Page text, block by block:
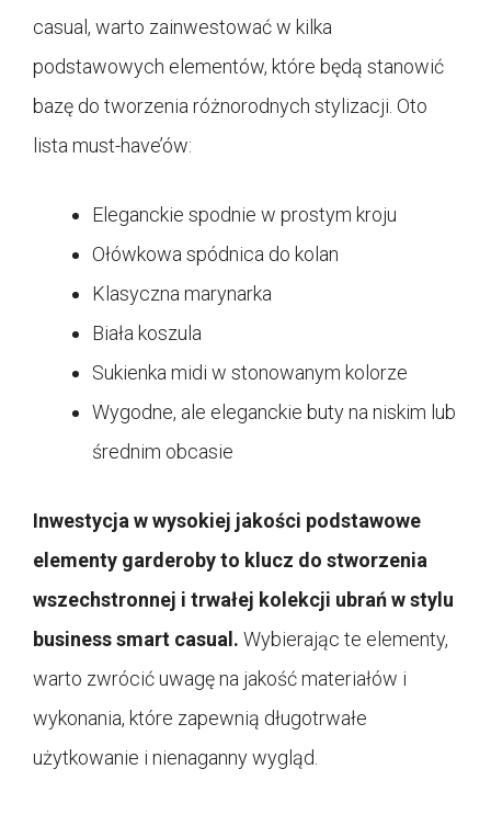
casual, warto zainwestować w kilka
podstawowych elementów, które będą stanowić
bazę do tworzenia różnorodnych stylizacji. Oto
lista must-have’ów:
Eleganckie spodnie w prostym kroju
Ołówkowa spódnica do kolan
Klasyczna marynarka
Biała koszula
Sukienka midi w stonowanym kolorze
Wygodne, ale eleganckie buty na niskim lub
średnim obcasie
Inwestycja w wysokiej jakości podstawowe
elementy garderoby to klucz do stworzenia
wszechstronnej i trwałej kolekcji ubrań w stylu
business smart casual. Wybierając te elementy,
warto zwrócić uwagę na jakość materiałów i
wykonania, które zapewnią długotrwałe
użytkowanie i nienaganny wygląd.